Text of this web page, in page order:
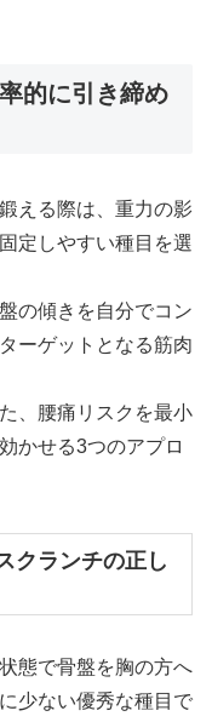
的に引き締め
える際は、重力の影
定しやすい種目を選
の傾きを自分でコン
ーゲットとなる筋肉
、腰痛リスクを最小
かせる3つのアプロ
クランチの正し
態で骨盤を胸の方へ
少ない優秀な種目で